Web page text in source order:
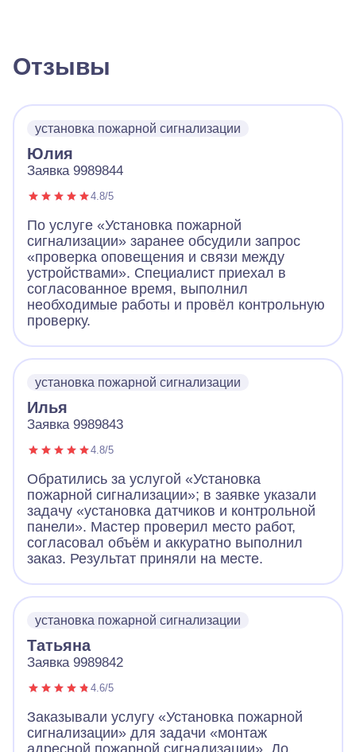
Отзывы
установка пожарной сигнализации
Юлия
Заявка 9989844
4.8/5
По услуге «Установка пожарной
сигнализации» заранее обсудили запрос
«проверка оповещения и связи между
устройствами». Специалист приехал в
согласованное время, выполнил
необходимые работы и провёл контрольную
проверку.
установка пожарной сигнализации
Илья
Заявка 9989843
4.8/5
Обратились за услугой «Установка
пожарной сигнализации»; в заявке указали
задачу «установка датчиков и контрольной
панели». Мастер проверил место работ,
согласовал объём и аккуратно выполнил
заказ. Результат приняли на месте.
установка пожарной сигнализации
Татьяна
Заявка 9989842
4.6/5
Заказывали услугу «Установка пожарной
сигнализации» для задачи «монтаж